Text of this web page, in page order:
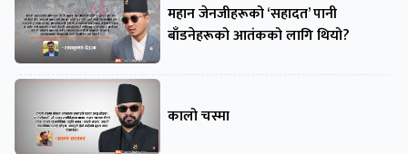
महान जेनजीहरूको ‘सहादत’ पानी
बाँडनेहरूको आतंकको लागि थियो?
कालो चस्मा